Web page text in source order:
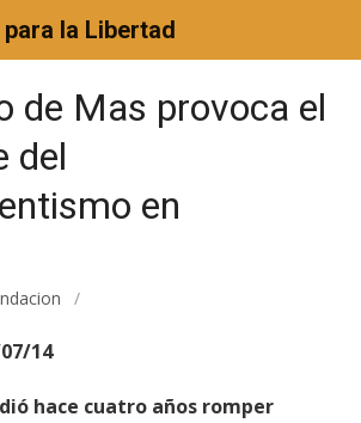
la Libertad
de Mas provoca el
del
en
/
14
hace cuatro años romper